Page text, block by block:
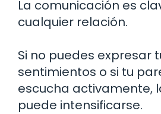
La comunicación es
cualquier relación.
Si no puedes expresar
sentimientos o si tu
escucha activamente,
puede intensificarse.